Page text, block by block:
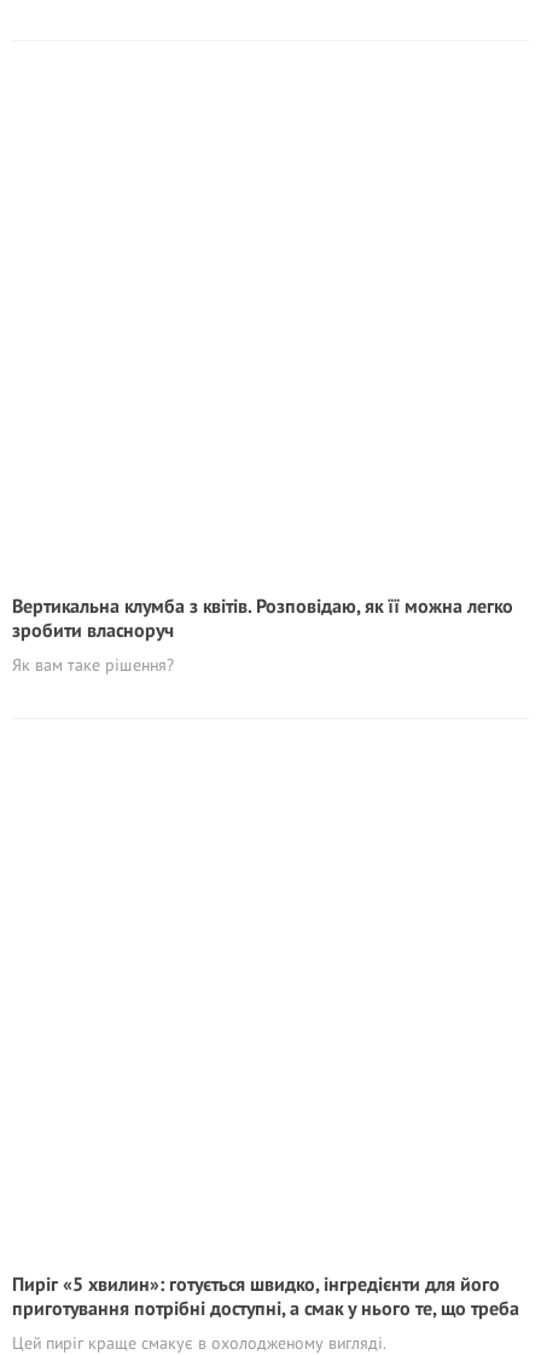
Вертикальна клумба з квітів. Розповідаю, як її можна легко
зробити власноруч
Як вам таке рішення?
Пиріг «5 хвилин»: готується швидко, інгредієнти для його
приготування потрібні доступні, а смак у нього те, що треба
Цей пиріг краще смакує в охолодженому вигляді.